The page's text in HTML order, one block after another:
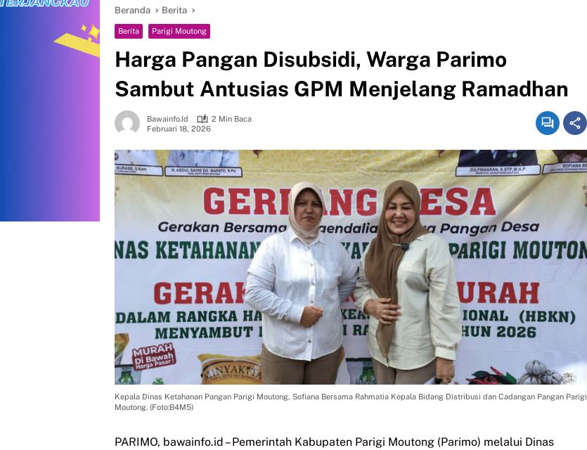
Beranda Berita
Berita Parigi Moutong
Harga Pangan Disubsidi, Warga Parimo
Sambut Antusias GPM Menjelang Ramadhan
Bawainfo.id
2 Min Baca
Februari 18, 2026
Kepala Dinas Ketahanan Pangan Parigi Moutong, Sofiana Bersama Rahmatia Kepala Bidang Distribusi dan Cadangan Pangan Parigi
Moutong. (Foto:B4M5)
PARIMO, bawainfo.id – Pemerintah Kabupaten Parigi Moutong (Parimo) melalui Dinas